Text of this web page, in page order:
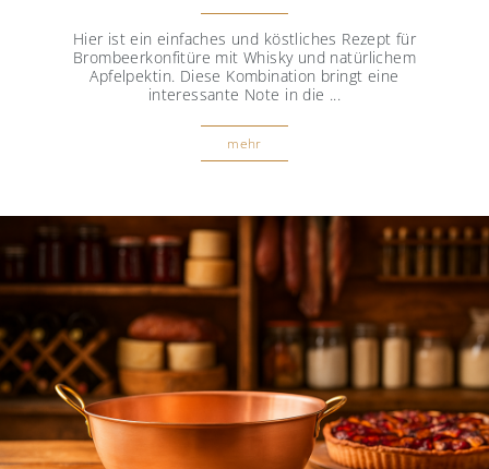
Hier ist ein einfaches und köstliches Rezept für
Brombeerkonfitüre mit Whisky und natürlichem
Apfelpektin. Diese Kombination bringt eine
interessante Note in die ...
mehr